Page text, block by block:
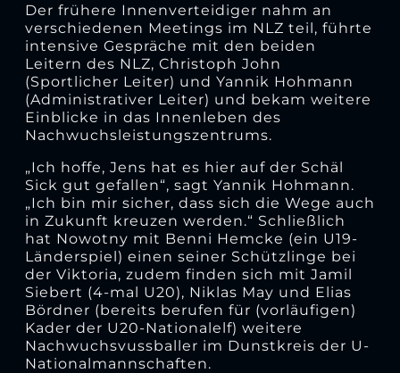
Der frühere Innenverteidiger nahm an
verschiedenen Meetings im NLZ teil, führte
intensive Gespräche mit den beiden
Leitern des NLZ, Christoph John
(Sportlicher Leiter) und Yannik Hohmann
(Administrativer Leiter) und bekam weitere
Einblicke in das Innenleben des
Nachwuchsleistungszentrums.
„Ich hoffe, Jens hat es hier auf der Schäl
Sick gut gefallen“, sagt Yannik Hohmann.
„Ich bin mir sicher, dass sich die Wege auch
in Zukunft kreuzen werden.“ Schließlich
hat Nowotny mit Benni Hemcke (ein U19-
Länderspiel) einen seiner Schützlinge bei
der Viktoria, zudem finden sich mit Jamil
Siebert (4-mal U20), Niklas May und Elias
Bördner (bereits berufen für (vorläufigen)
Kader der U20-Nationalelf) weitere
Nachwuchsvussballer im Dunstkreis der U-
Nationalmannschaften.